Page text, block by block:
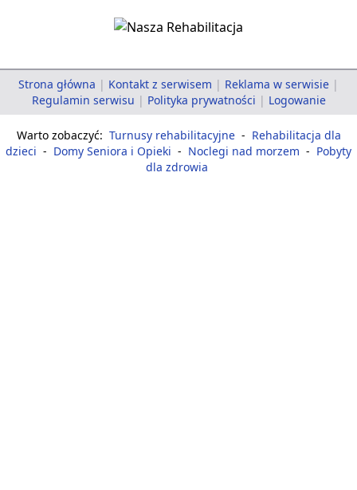
Strona główna | Kontakt z serwisem | Reklama w serwisie |
Regulamin serwisu | Polityka prywatności | Logowanie
Warto zobaczyć: Turnusy rehabilitacyjne - Rehabilitacja dla
dzieci - Domy Seniora i Opieki - Noclegi nad morzem - Pobyty
dla zdrowia